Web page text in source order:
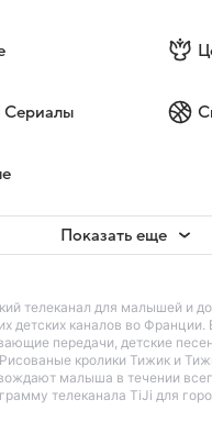
Показать еще
телеканал для малышей и
детских каналов во
передачи, детские
кролики Тижик и
малыша в течении
телеканала TiJi для